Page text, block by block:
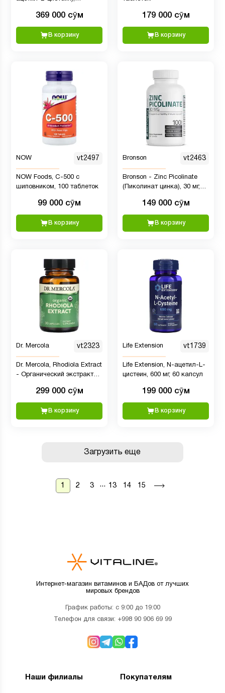
форме, 600 мг, 180
вегетарианских капсул
369 000 сӯм
В корзину
179 000 сӯм
В корзину
NOW vt2497
NOW Foods, C-500 с
шиповником, 100 таблеток
99 000 сӯм
В корзину
Bronson vt2463
Bronson - Zinc Picolinate
(Пиколинат цинка), 30 мг,
149 000 сӯм
В корзину
Dr. Mercola vt2323
Dr. Mercola, Rhodiola Extract
- Органический экстракт
299 000 сӯм
В корзину
Life Extension vt1739
Life Extension, N-ацетил-L-
цистеин, 600 мг, 60 капсул
199 000 сӯм
В корзину
Загрузить еще
1 2 3 ... 13 14 15
Интернет-магазин витаминов и БАДов от лучших
мировых брендов
График работы: с 9:00 до 19:00
Телефон для связи: +998 90 906 69 99
Наши филиалы Покупателям